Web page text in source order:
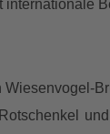
internationale